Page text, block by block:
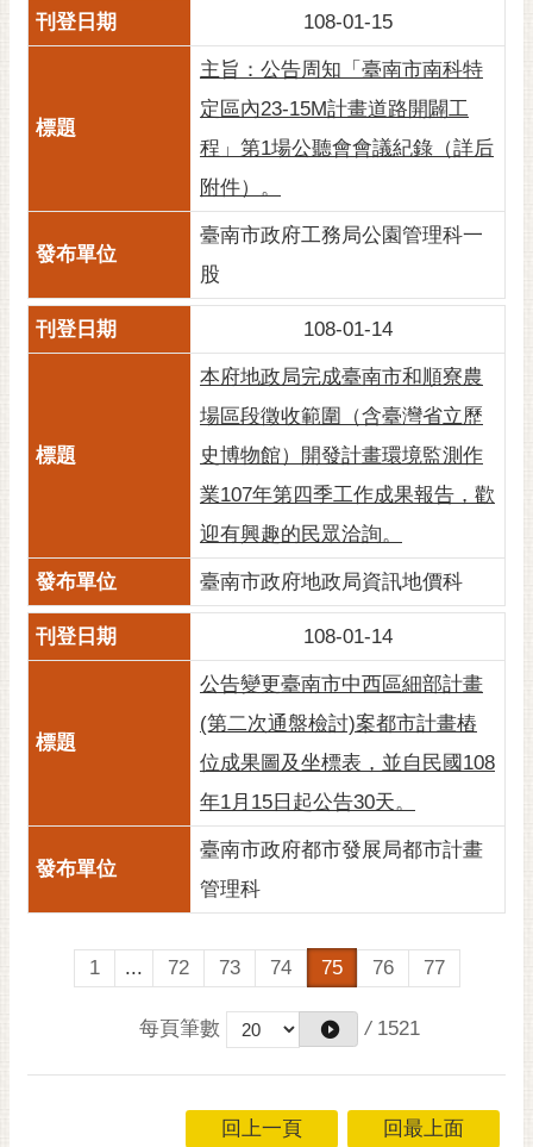
108-01-15
主旨：公告周知「臺南市南科特
定區內23-15M計畫道路開闢工
程」第1場公聽會會議紀錄（詳后
附件）。
臺南市政府工務局公園管理科一
股
108-01-14
本府地政局完成臺南市和順寮農
場區段徵收範圍（含臺灣省立歷
史博物館）開發計畫環境監測作
業107年第四季工作成果報告，歡
迎有興趣的民眾洽詢。
臺南市政府地政局資訊地價科
108-01-14
公告變更臺南市中西區細部計畫
(第二次通盤檢討)案都市計畫樁
位成果圖及坐標表，並自民國108
年1月15日起公告30天。
臺南市政府都市發展局都市計畫
管理科
1 ... 72 73 74 75 76 77
每頁筆數 / 1521
回上一頁 回最上面